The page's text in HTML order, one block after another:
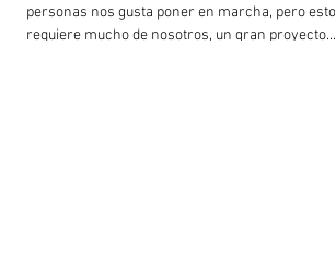
personas nos gusta poner en marcha, pero esto
requiere mucho de nosotros, un gran proyecto...